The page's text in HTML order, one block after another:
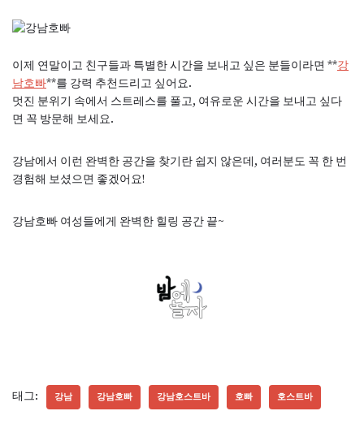
이제 연말이고 친구들과 특별한 시간을 보내고 싶은 분들이라면 **강
남호빠**를 강력 추천드리고 싶어요.
멋진 분위기 속에서 스트레스를 풀고, 여유로운 시간을 보내고 싶다
면 꼭 방문해 보세요.
강남에서 이런 완벽한 공간을 찾기란 쉽지 않은데, 여러분도 꼭 한 번
경험해 보셨으면 좋겠어요!
강남호빠 여성들에게 완벽한 힐링 공간 끝~
태그: 강남 강남호빠 강남호스트바 호빠 호스트바